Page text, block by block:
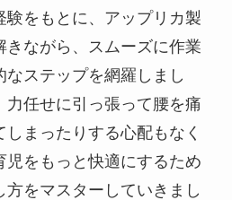
験をもとに、アップリカ製
きながら、スムーズに作業
なステップを網羅しまし
力任せに引っ張って腰を痛
まったりする心配もなく
児をもっと快適にするため
をマスターしていきまし